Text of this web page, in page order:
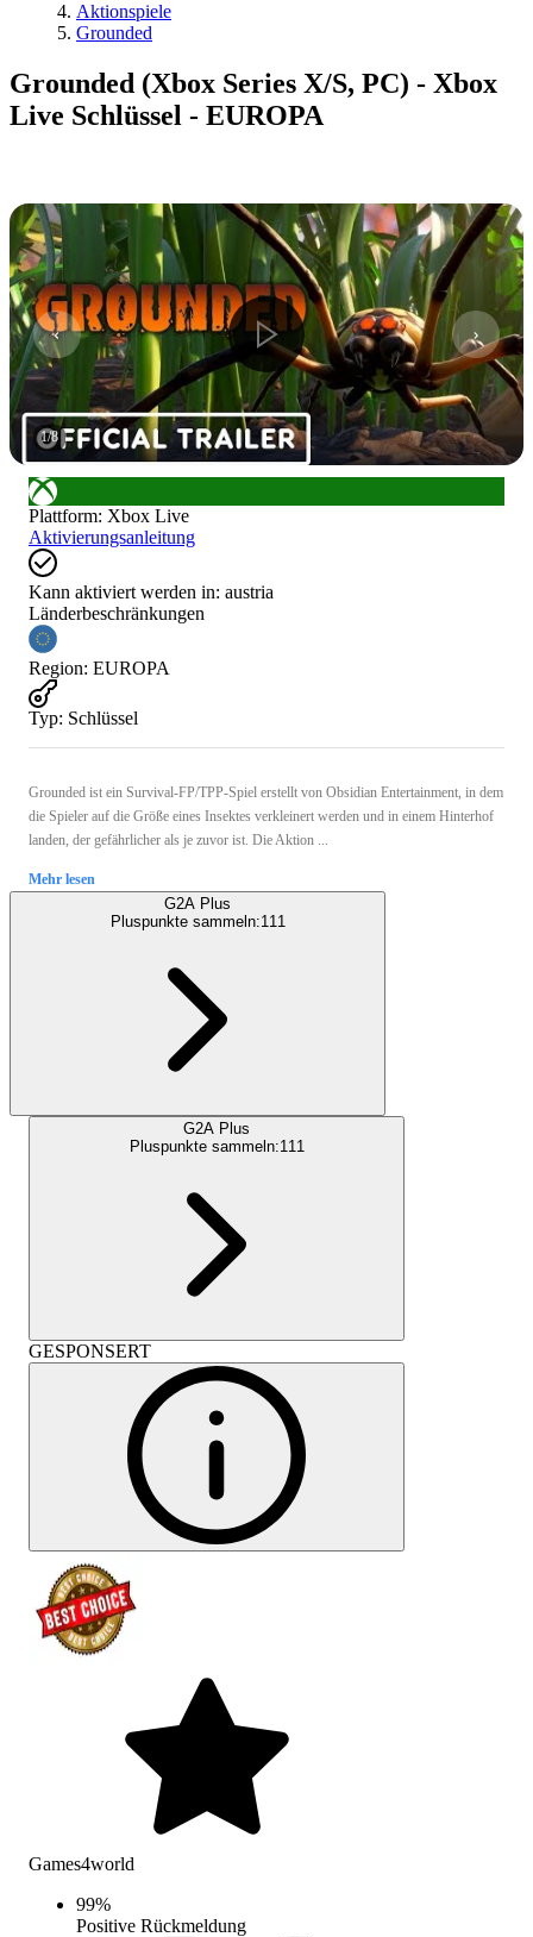
Aktionspiele
Grounded
Grounded (Xbox Series X/S, PC) - Xbox
Live Schlüssel - EUROPA
1/8
Plattform: Xbox Live
Aktivierungsanleitung
Kann aktiviert werden in: austria
Länderbeschränkungen
Region: EUROPA
Typ: Schlüssel
Grounded ist ein Survival-FP/TPP-Spiel erstellt von Obsidian Entertainment, in dem
die Spieler auf die Größe eines Insektes verkleinert werden und in einem Hinterhof
landen, der gefährlicher als je zuvor ist. Die Aktion ...
Mehr lesen
G2A Plus
Pluspunkte sammeln:111
G2A Plus
Pluspunkte sammeln:111
GESPONSERT
Games4world
99%
Positive Rückmeldung